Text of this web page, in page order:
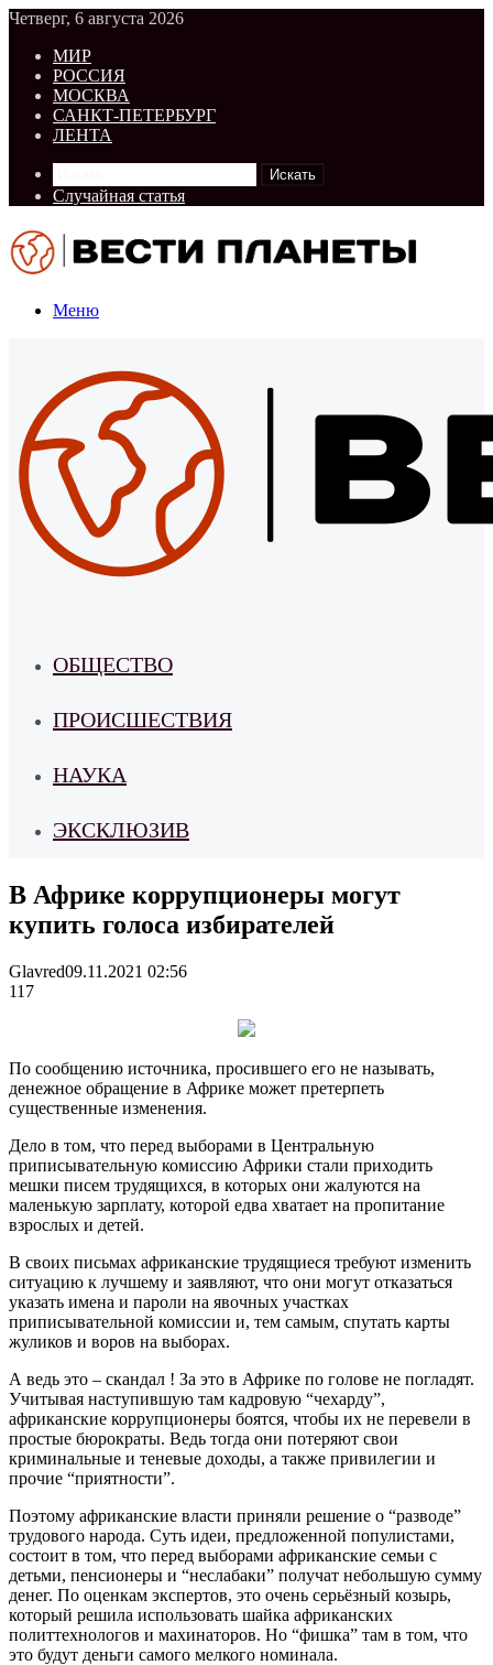
Четверг, 6 августа 2026
МИР
РОССИЯ
МОСКВА
САНКТ-ПЕТЕРБУРГ
ЛЕНТА
Искать
Случайная статья
Меню
ОБЩЕСТВО
ПРОИСШЕСТВИЯ
НАУКА
ЭКСКЛЮЗИВ
В Африке коррупционеры могут
купить голоса избирателей
Glavred09.11.2021 02:56
117
По сообщению источника, просившего его не называть,
денежное обращение в Африке может претерпеть
существенные изменения.
Дело в том, что перед выборами в Центральную
приписывательную комиссию Африки стали приходить
мешки писем трудящихся, в которых они жалуются на
маленькую зарплату, которой едва хватает на пропитание
взрослых и детей.
В своих письмах африканские трудящиеся требуют изменить
ситуацию к лучшему и заявляют, что они могут отказаться
указать имена и пароли на явочных участках
приписывательной комиссии и, тем самым, спутать карты
жуликов и воров на выборах.
А ведь это – скандал ! За это в Африке по голове не погладят.
Учитывая наступившую там кадровую “чехарду”,
африканские коррупционеры боятся, чтобы их не перевели в
простые бюрократы. Ведь тогда они потеряют свои
криминальные и теневые доходы, а также привилегии и
прочие “приятности”.
Поэтому африканские власти приняли решение о “разводе”
трудового народа. Суть идеи, предложенной популистами,
состоит в том, что перед выборами африканские семьи с
детьми, пенсионеры и “неслабаки” получат небольшую сумму
денег. По оценкам экспертов, это очень серьёзный козырь,
который решила использовать шайка африканских
политтехнологов и махинаторов. Но “фишка” там в том, что
это будут деньги самого мелкого номинала.